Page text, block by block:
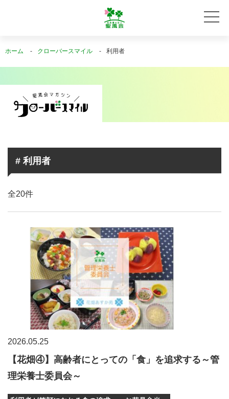
ホーム クローバースマイル 利用者
# 利用者
全20件
2026.05.25
【花畑④】高齢者にとっての「食」を追求する～管
理栄養士委員会～